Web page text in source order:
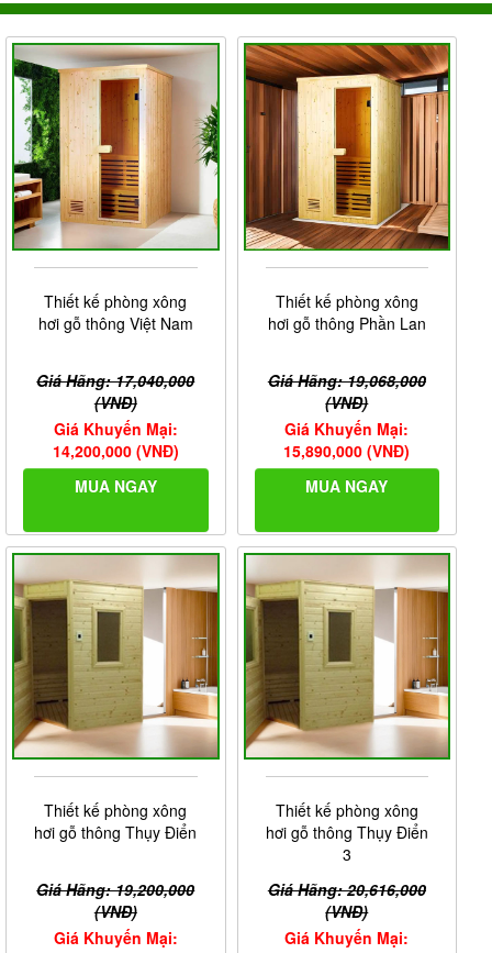
Thiết kế phòng xông
hơi gỗ thông Việt Nam
Giá Hãng: 17,040,000
(VNĐ)
Giá Khuyến Mại:
14,200,000 (VNĐ)
MUA NGAY
Thiết kế phòng xông
hơi gỗ thông Phần Lan
Giá Hãng: 19,068,000
(VNĐ)
Giá Khuyến Mại:
15,890,000 (VNĐ)
MUA NGAY
Thiết kế phòng xông
hơi gỗ thông Thụy Điển
Giá Hãng: 19,200,000
(VNĐ)
Giá Khuyến Mại:
Thiết kế phòng xông
hơi gỗ thông Thụy Điển
3
Giá Hãng: 20,616,000
(VNĐ)
Giá Khuyến Mại: